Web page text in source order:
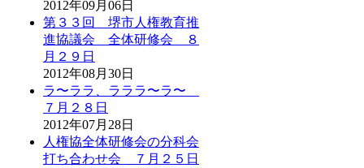
2012年09月06日
第３３回 堺市人権教育推
進協議会 全体研修会 ８
月２９日
2012年08月30日
ラ〜ララ、ラララ〜ラ〜
７月２８日
2012年07月28日
人権協全体研修会の分科会
打ち合わせ会 ７月２５日